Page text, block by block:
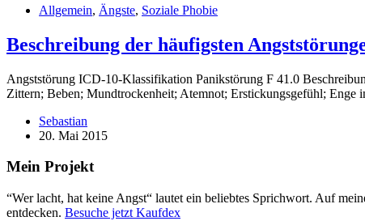
Allgemein, Ängste, Soziale Phobie
Beschreibung der häufigsten
Angststörung ICD-10-Klassifikation Panikstörung F 41.0
Zittern; Beben; Mundtrockenheit; Atemnot; Erstickungsgefühl;
Sebastian
20. Mai 2015
Mein Projekt
“Wer lacht, hat keine Angst“ lautet ein beliebtes Sprichwort. Auf
entdecken. Besuche jetzt Kaufdex